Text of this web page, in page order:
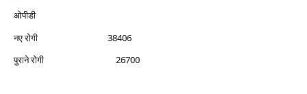
ओपीडी
नए रोगी 38406
पुराने रोगी 26700